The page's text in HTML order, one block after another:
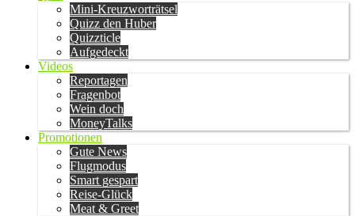
Mini-Kreuzworträtsel
Quizz den Huber
Quizzticle
Aufgedeckt
Videos
Reportagen
Fragenbot
Wein doch
MoneyTalks
Promotionen
Gute News
Flugmodus
Smart gespart
Reise-Glück
Meat & Greet